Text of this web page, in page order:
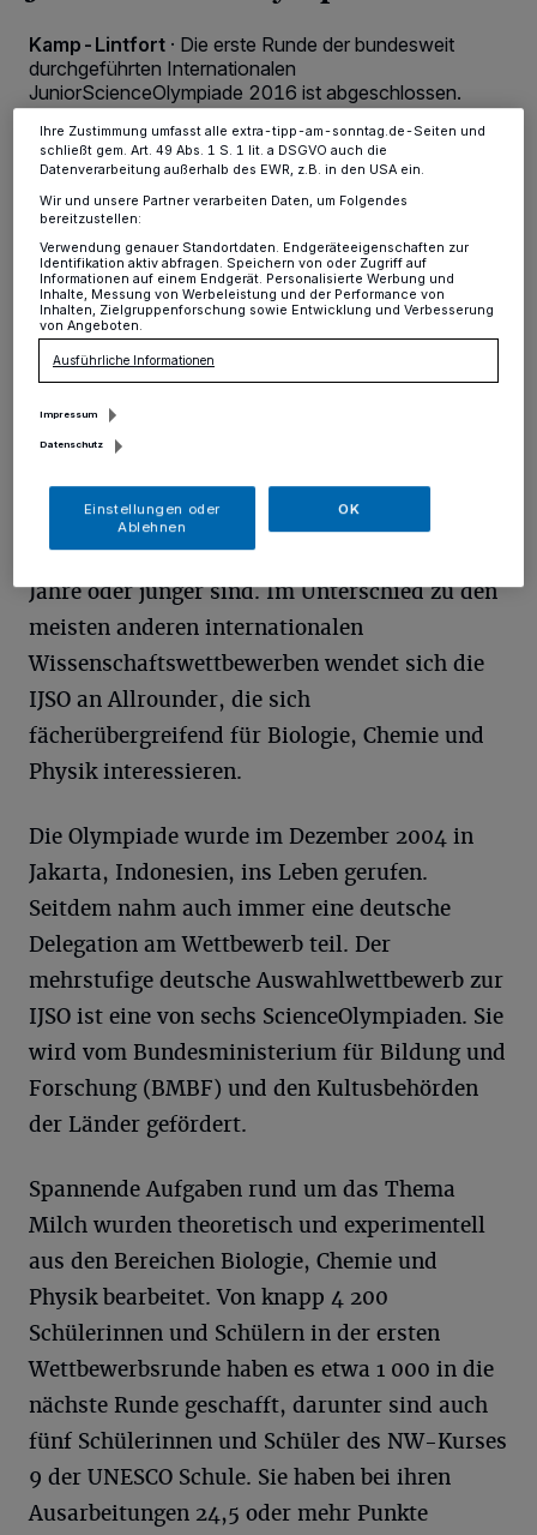
Kamp-Lintfort · Die erste Runde der bundesweit
durchgeführten Internationalen
JuniorScienceOlympiade 2016 ist abgeschlossen.
04.03.2016 , 15:53 Uhr Eine Minute Lesezeit
Von der Redaktion
D ie IJSO ist ein Wettbewerb in Biologie,
Chemie und Physik für Schülerinnen
und Schüler in der Sekundarstufe I, die 15
Jahre oder jünger sind. Im Unterschied zu den
meisten anderen internationalen
Wissenschaftswettbewerben wendet sich die
IJSO an Allrounder, die sich
fächerübergreifend für Biologie, Chemie und
Physik interessieren.
Die Olympiade wurde im Dezember 2004 in
Jakarta, Indonesien, ins Leben gerufen.
Seitdem nahm auch immer eine deutsche
Delegation am Wettbewerb teil. Der
mehrstufige deutsche Auswahlwettbewerb zur
IJSO ist eine von sechs ScienceOlympiaden. Sie
wird vom Bundesministerium für Bildung und
Forschung (BMBF) und den Kultusbehörden
der Länder gefördert.
Spannende Aufgaben rund um das Thema
Milch wurden theoretisch und experimentell
aus den Bereichen Biologie, Chemie und
Physik bearbeitet. Von knapp 4 200
Schülerinnen und Schülern in der ersten
Wettbewerbsrunde haben es etwa 1 000 in die
nächste Runde geschafft, darunter sind auch
fünf Schülerinnen und Schüler des NW-Kurses
9 der UNESCO Schule. Sie haben bei ihren
Ausarbeitungen 24,5 oder mehr Punkte
Anzeigen möglicherweise nicht mehr so relevant für Sie. Sie können
ändern oder Ihre Einwilligung zu widerrufen, indem Sie auf den Link
Einstellungen oder Ablehnen am unteren Rand der Webseite klicken.
Ihre Einstellungen gelten innerhalb unseres Website. Weitere
Informationen finden Sie in unserer Datenschutzerklärung.
Ihre Zustimmung umfasst alle extra-tipp-am-sonntag.de-Seiten und
schließt gem. Art. 49 Abs. 1 S. 1 lit. a DSGVO auch die
Datenverarbeitung außerhalb des EWR, z.B. in den USA ein.
Wir und unsere Partner verarbeiten Daten, um Folgendes
bereitzustellen:
Verwendung genauer Standortdaten. Endgeräteeigenschaften zur
Identifikation aktiv abfragen. Speichern von oder Zugriff auf
Informationen auf einem Endgerät. Personalisierte Werbung und
Inhalte, Messung von Werbeleistung und der Performance von
Inhalten, Zielgruppenforschung sowie Entwicklung und Verbesserung
von Angeboten.
Ausführliche Informationen
Impressum
Datenschutz
Einstellungen oder
Ablehnen
OK